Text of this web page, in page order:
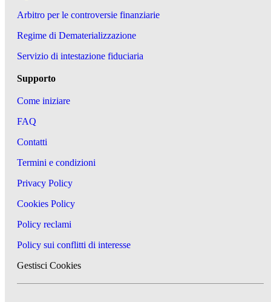
Arbitro per le controversie finanziarie
Regime di Dematerializzazione
Servizio di intestazione fiduciaria
Supporto
Come iniziare
FAQ
Contatti
Termini e condizioni
Privacy Policy
Cookies Policy
Policy reclami
Policy sui conflitti di interesse
Gestisci Cookies